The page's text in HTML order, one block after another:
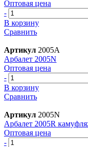
Оптовая цена
-
В корзину
Сравнить
Артикул 2005A
Арбалет 2005N
Оптовая цена
-
В корзину
Сравнить
Артикул 2005N
Арбалет 2005R
Оптовая цена
-